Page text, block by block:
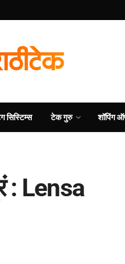
सिस्टिम्स टेक गुरु शॉपिंग
: Lensa